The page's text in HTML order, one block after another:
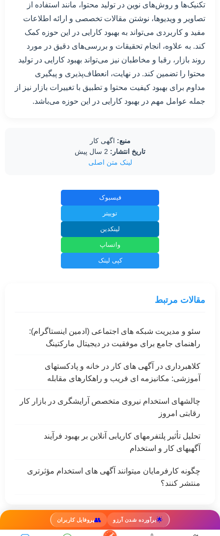
🌟برآورده شدن آرزو 👥پروفایل کاربران
تکنیک‌ها و روش‌های نوین در تولید محتوا، مانند استفاده از
تصاویر و ویدیوها، نوشتن مقالات تخصصی و ارائه اطلاعات
مفید و کاربردی می‌تواند به بهبود کارایی در این حوزه کمک
کند. به علاوه، انجام تحقیقات و بررسی‌های دقیق در مورد
روند بازار، رقبا و مخاطبان نیز می‌تواند بهبود کارایی در تولید
محتوا را تضمین کند. در نهایت، انعطاف‌پذیری و پیگیری
مداوم برای بهبود کیفیت محتوا و تطبیق با تغییرات بازار نیز از
جمله عوامل مهم در بهبود کارایی در این حوزه می‌باشد.
منبع: اگهی کار
تاریخ انتشار:
لینک متن اصلی
فیسبوک
توییتر
لینکدین
واتساپ
کپی لینک
مقالات مرتبط
سئو و مدیریت شبکه های اجتماعی (ادمین اینستاگرام):
راهنمای جامع برای موفقیت در دیجیتال مارکتینگ
کلاهبرداری در آگهی های کار در خانه و پادکستهای
آموزشی: مکانیزمه ای فریب و راهکارهای مقابله
چالشهای استخدام نیروی متخصص آرایشگری در بازار کار
رقابتی امروز
تحلیل تأثیر پلتفرمهای کاریابی آنلاین بر بهبود فرآیند
آگهیهای کار و استخدام
چگونه کارفرمایان میتوانند آگهی های استخدام مؤثرتری
منتشر کنند؟